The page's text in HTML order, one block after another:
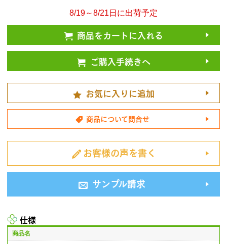
8/19～8/21日に出荷予定
商品をカートに入れる
ご購入手続きへ
お気に入りに追加
商品について問合せ
お客様の声を書く
サンプル請求
仕様
商品名